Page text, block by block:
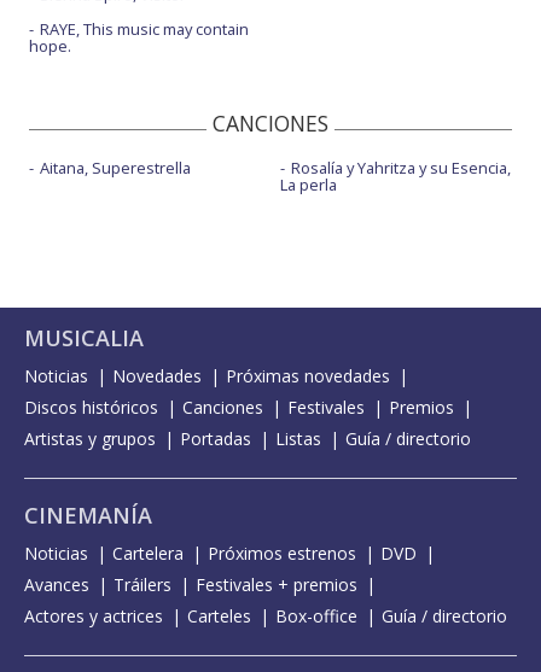
RAYE, This music may contain
hope.
CANCIONES
Aitana, Superestrella Rosalía y Yahritza y su Esencia,
La perla
MUSICALIA
Noticias Novedades
Próximas novedades
Discos históricos
Canciones Festivales
Premios
Artistas y grupos
Portadas Listas Guía / directorio
CINEMANÍA
Noticias Cartelera Próximos estrenos
DVD
Avances
Tráilers
Festivales + premios
Actores y actrices
Carteles Box-office Guía / directorio